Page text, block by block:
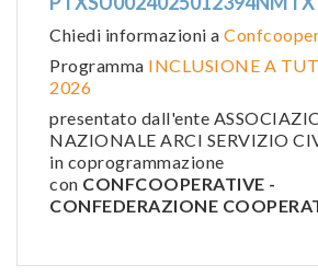
Chiedi informazioni a
Programma INCLUSIONE A
2026
presentato dall'ente
NAZIONALE ARCI SERVIZIO
in coprogrammazione
con CONFCOOPERATIVE -
CONFEDERAZIONE